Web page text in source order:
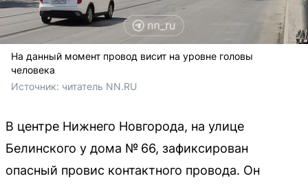
На данный момент провод висит на уровне головы
человека
Источник: читатель NN.RU
В центре Нижнего Новгорода, на улице
Белинского у дома № 66, зафиксирован
опасный провис контактного провода. Он